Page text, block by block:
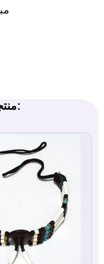
منتجات مشابهة لـ قلادات الجلود: